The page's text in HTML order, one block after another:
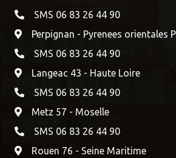
SMS 06 83 26 44 90
Perpignan - Pyrenees orientales
SMS 06 83 26 44 90
Langeac 43 - Haute Loire
SMS 06 83 26 44 90
Metz 57 - Moselle
SMS 06 83 26 44 90
Rouen 76 - Seine Maritime